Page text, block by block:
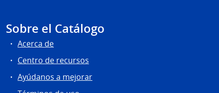
Sobre el Catálogo
Acerca de
Centro de recursos
Ayúdanos a mejorar